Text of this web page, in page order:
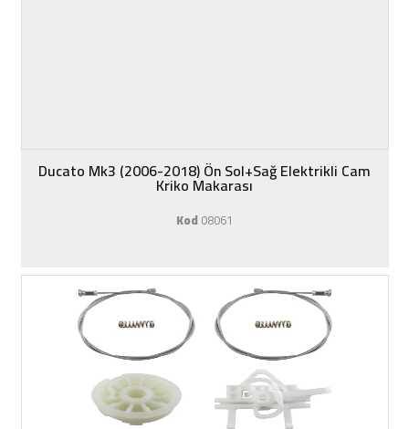
Ducato Mk3 (2006-2018) Ön Sol+Sağ Elektrikli Cam
Kriko Makarası
Kod08061